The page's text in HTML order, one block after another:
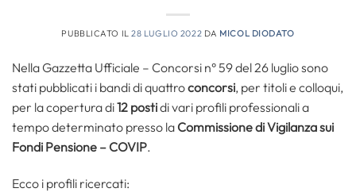
PUBBLICATO IL28 LUGLIO 2022 DA MICOL DIODATO
Nella Gazzetta Ufficiale – Concorsi n° 59 del 26 luglio sono
stati pubblicati i bandi di quattroconcorsi, per titoli e colloqui,
per la copertura di12 postidi vari profili professionali a
tempo determinato presso la Commissione di Vigilanza sui
Fondi Pensione – COVIP.
Ecco i profili ricercati: